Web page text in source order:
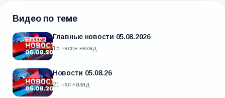
Видео по теме
Главные новости 05.08.2026
15 часов назад
Новости 05.08.26
21 час назад